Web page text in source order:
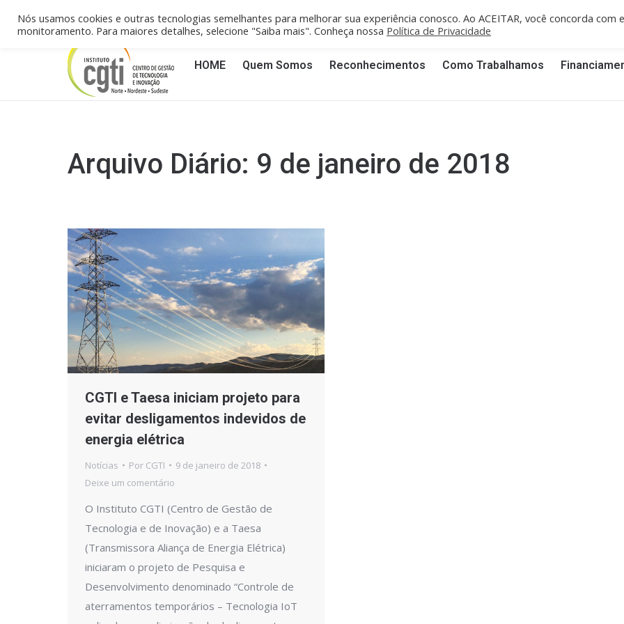
Campinas/SP (19) 3258-4148 Recife/PE: recife@cgti.org.br Porto Velho/RO: portovelho@cgti.org.br
HOME Quem Somos Reconhecimentos Como Trabalhamos
Arquivo Diário: 9 de janeiro de 2018
CGTI e Taesa iniciam projeto para
evitar desligamentos indevidos de
energia elétrica
Notícias Por CGTI
9 de janeiro de 2018
Deixe um comentário
O Instituto CGTI (Centro de Gestão de
Tecnologia e de Inovação) e a Taesa
(Transmissora Aliança de Energia Elétrica)
iniciaram o projeto de Pesquisa e
Desenvolvimento denominado “Controle de
aterramentos temporários – Tecnologia IoT
Nós usamos cookies e outras tecnologias semelhantes para melhorar sua experiência conosco. Ao ACEITAR, você concorda com
monitoramento. Para maiores detalhes, selecione "Saiba mais". Conheça nossa Política de Privacidade